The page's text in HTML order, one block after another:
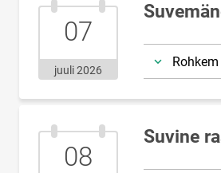
07.juuli.2026
07
juuli 2026
08.juuli.2026
08
Suvine